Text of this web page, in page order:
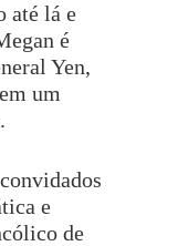
até lá e
é
Yen,
um
e
de